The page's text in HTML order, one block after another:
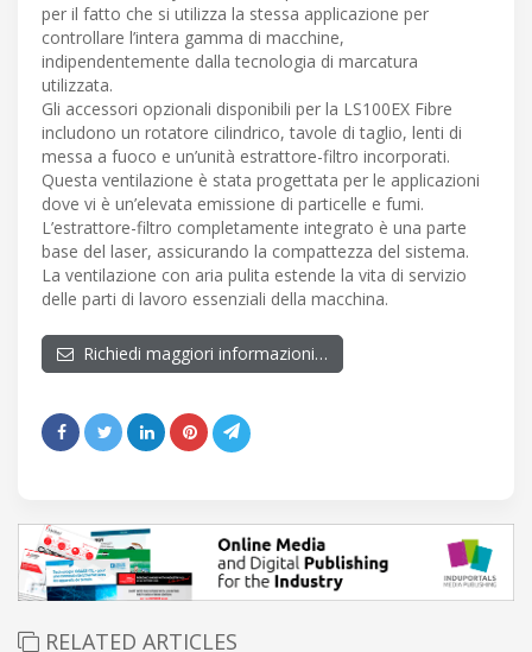
per il fatto che si utilizza la stessa applicazione per
controllare l’intera gamma di macchine,
indipendentemente dalla tecnologia di marcatura
utilizzata.
Gli accessori opzionali disponibili per la LS100EX Fibre
includono un rotatore cilindrico, tavole di taglio, lenti di
messa a fuoco e un’unità estrattore-filtro incorporati.
Questa ventilazione è stata progettata per le applicazioni
dove vi è un’elevata emissione di particelle e fumi.
L’estrattore-filtro completamente integrato è una parte
base del laser, assicurando la compattezza del sistema.
La ventilazione con aria pulita estende la vita di servizio
delle parti di lavoro essenziali della macchina.
Richiedi maggiori informazioni…
RELATED ARTICLES